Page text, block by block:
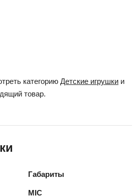
категорию Детские игрушки и
товар.
Габариты
MIC